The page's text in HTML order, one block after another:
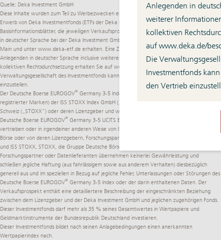
Anlegenden in
weiterer
kollektiven
auf www.deka.de/­
Die
Investmentfonds
den Vertrieb
Quelle: Deka Investment GmbH
Diese Inhalte wurden zum Teil zu Werbezwecken erstellt. Alleinverbindliche Grundlage für den
Erwerb von Deka Investmentfonds (ETFs der Deka Investment GmbH) sind die jeweiligen
Basisinformationsblätter, die jeweiligen Verkaufsprospekte und die jeweiligen Berichte, die Sie
in deutscher Sprache bei der Deka Investment GmbH, Lyoner Str. 13, D-60528 Frankfurt am
Main und unter www.deka-etf.de erhalten. Eine Zusammenfassung der Rechte der
Anlegenden in deutscher Sprache inclusive weiterer Informationen zu Instrumenten der
kollektiven Rechtsdurchsetzung erhalten Sie auf www.deka.de/­beschwerdemanagement
Verwaltungsgesellschaft des Investmentfonds kann jederzeit beschließen, den Vertrieb
einzustellen.
Der Deutsche Boerse EUROGOV® Germany 3-5 Index ist das geistige Eigentum (inklusive
registrierter Marken) der ISS STOXX Index GmbH („ISS STOXX“) oder der STOXX Ltd., Zug,
Schweiz („STOXX”) oder deren Lizenzgeber und wird unter einer Lizenz verwendet. Deka
Deutsche Boerse EUROGOV® Germany 3-5 UCITS ETF ist weder gefördert noch beworben,
vertrieben oder in irgendeiner anderen Weise von ISS STOXX, STOXX, der Gruppe Deutsche
Börse oder von deren Lizenzgebern, Forschungspartnern oder Datenlieferanten unterstützt
und ISS STOXX, STOXX, die Gruppe Deutsche Börse und deren Lizenzgeber,
Forschungspartner oder Datenlieferanten übernehmen keinerlei Gewährleistung und
schließen jegliche Haftung (aus fahrlässigem sowie aus anderem Verhalten) diesbezüglich
generell aus und im speziellen in Bezug auf jegliche Fehler, Unterlassungen oder Störungen des
Deutsche Boerse EUROGOV® Germany 3-5 Index oder der darin enthaltenen Daten. Der
Verkaufsprospekt enthält eine detailliertere Beschreibung der eingeschränkten Beziehung
zwischen dem Lizenzgeber und der Deka Investment GmbH und jeglichen zugehörigen Fonds.
Dieser Investmentfonds darf mehr als 35 % seines Gesamtwertes in Wertpapiere und
Geldmarktinstrumente der Bundesrepublik Deutschland investieren.
Dieser Investmentfonds bildet nach seinen Anlagebedingungen einen anerkannten
Wertpapierindex nach.